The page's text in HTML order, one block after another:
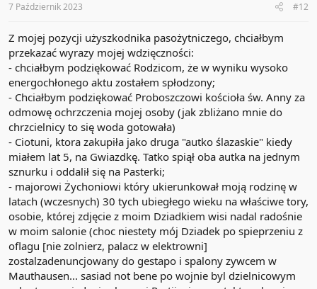
7 Październik 2023 #12
Z mojej pozycji użyszkodnika pasożytniczego, chciałbym
przekazać wyrazy mojej wdzięczności:
- chciałbym podziękować Rodzicom, że w wyniku wysoko
energochłonego aktu zostałem spłodzony;
- Chciałbym podziękować Proboszczowi kościoła św. Anny za
odmowę ochrzczenia mojej osoby (jak zbliżano mnie do
chrzcielnicy to się woda gotowała)
- Ciotuni, ktora zakupiła jako druga "autko ślazaskie" kiedy
miałem lat 5, na Gwiazdkę. Tatko spiął oba autka na jednym
sznurku i oddalił się na Pasterki;
- majorowi Żychoniowi który ukierunkował moją rodzinę w
latach (wczesnych) 30 tych ubiegłego wieku na właściwe tory,
osobie, której zdjęcie z moim Dziadkiem wisi nadal radośnie
w moim salonie (choc niestety mój Dziadek po spieprzeniu z
oflagu [nie zolnierz, palacz w elektrowni]
zostalzadenuncjowany do gestapo i spalony zywcem w
Mauthausen... sasiad not bene po wojnie byl dzielnicowym